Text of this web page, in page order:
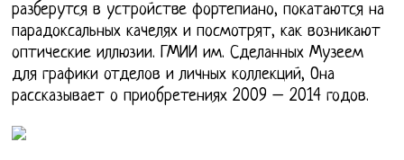
разберутся в устройстве фортепиано, покатаются на
парадоксальных качелях и посмотрят, как возникают
оптические иллюзии. ГМИИ им. Сделанных Музеем
для графики отделов и личных коллекций, Она
рассказывает о приобретениях 2009 – 2014 годов.